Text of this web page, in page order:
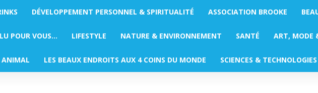
DÉVELOPPEMENT PERSONNEL & SPIRITUALITÉ ASSOCIATION BROOKE
POUR VOUS… LIFESTYLE NATURE & ENVIRONNEMENT SANTÉ ART, MODE
ANIMAL LES BEAUX ENDROITS AUX 4 COINS DU MONDE SCIENCES & TECHNOLOGIES